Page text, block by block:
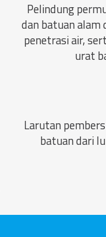
Pelindung
dan batuan alam
penetrasi air,
urat
Larutan
batuan dari